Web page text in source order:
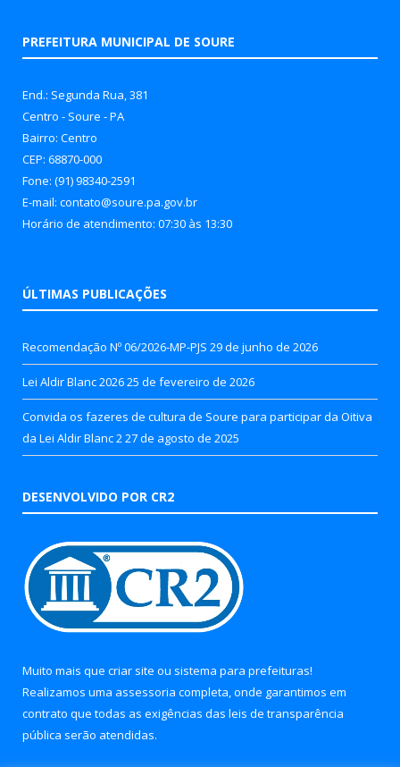
PREFEITURA MUNICIPAL DE SOURE
End.: Segunda Rua, 381
Centro - Soure - PA
Bairro: Centro
CEP: 68870-000
Fone: (91) 98340-2591
E-mail: contato@soure.pa.gov.br
Horário de atendimento: 07:30 às 13:30
ÚLTIMAS PUBLICAÇÕES
Recomendação Nº 06/2026-MP-PJS 29 de junho de 2026
Lei Aldir Blanc 202625 de fevereiro de 2026
Convida os fazeres de cultura de Soure para participar da Oitiva
da Lei Aldir Blanc 2 27 de agosto de 2025
DESENVOLVIDO POR CR2
Muito mais que criar site ou sistema para prefeituras!
Realizamos uma assessoria completa, onde garantimos em
contrato que todas as exigências das leis de transparência
pública serão atendidas.